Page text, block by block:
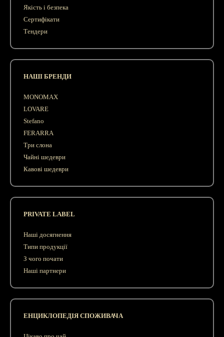
Якість і безпека
Сертифікати
Тендери
НАШІ БРЕНДИ
MONOMAX
LOVARE
Stefano
FERARRA
Три слона
Чайні шедеври
Кавові шедеври
PRIVATE LABEL
Наші досягнення
Типи продукції
З чого почати
Наші партнери
ЕНЦИКЛОПЕДІЯ СПОЖИВАЧА